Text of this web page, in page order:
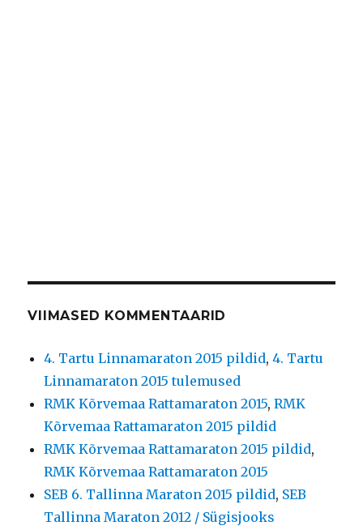
VIIMASED KOMMENTAARID
4. Tartu Linnamaraton 2015 pildid,4. Tartu
Linnamaraton 2015 tulemused
RMK Kõrvemaa Rattamaraton 2015,RMK
Kõrvemaa Rattamaraton 2015 pildid
RMK Kõrvemaa Rattamaraton 2015 pildid,
RMK Kõrvemaa Rattamaraton 2015
SEB 6. Tallinna Maraton 2015 pildid, SEB
Tallinna Maraton 2012 / Sügisjooks